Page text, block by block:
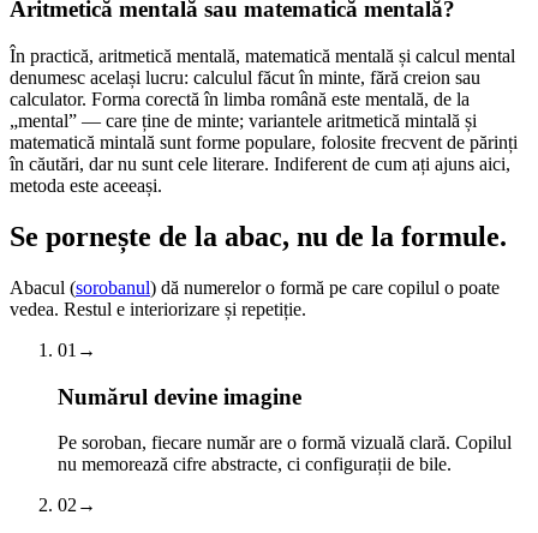
Aritmetică mentală sau matematică mentală?
În practică, aritmetică mentală, matematică mentală și calcul mental
denumesc același lucru: calculul făcut în minte, fără creion sau
calculator. Forma corectă în limba română este mentală, de la
„mental” — care ține de minte; variantele aritmetică mintală și
matematică mintală sunt forme populare, folosite frecvent de părinți
în căutări, dar nu sunt cele literare. Indiferent de cum ați ajuns aici,
metoda este aceeași.
Se pornește de la abac, nu de la formule.
Abacul (sorobanul) dă numerelor o formă pe care copilul o poate
vedea. Restul e interiorizare și repetiție.
01 →
Numărul devine imagine
Pe soroban, fiecare număr are o formă vizuală clară. Copilul
nu memorează cifre abstracte, ci configurații de bile.
02 →